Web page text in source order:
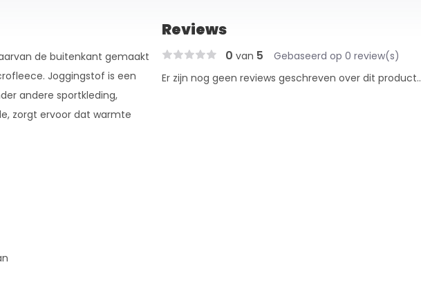
de buitenkant gemaakt
Joggingstof is een
andere sportkleding,
zorgt ervoor dat warmte
Reviews
0 van 5 Gebaseerd op 0 review(s)
Er zijn nog geen reviews geschreven over dit product..